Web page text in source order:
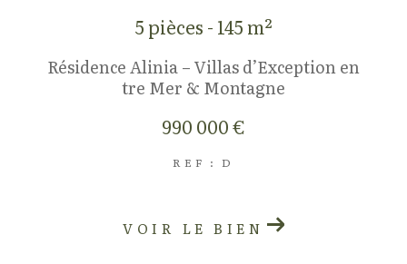
5 pièces - 145 m²
Résidence Alinia – Villas d’Exception en
tre Mer & Montagne
990 000 €
REF : D
VOIR LE BIEN